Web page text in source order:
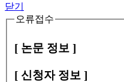
닫기
오류접수
[ 논문 정보 ]
[ 신청자 정보 ]